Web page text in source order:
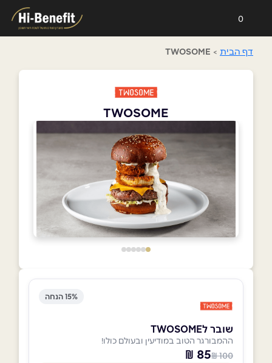
0
דף הבית >
TWOSOME
TWOSOME
15% הנחה
שובר לTWOSOME
ההמבורגר הטוב במודיעין ובעולם כולו!
100 ₪
85 ₪